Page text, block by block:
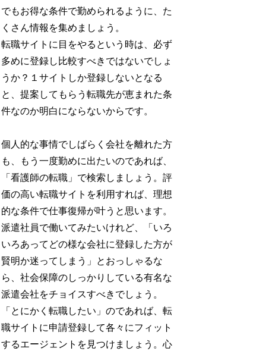
でもお得な条件で勤められるように、た
くさん情報を集めましょう。
転職サイトに目をやるという時は、必ず
多めに登録し比較すべきではないでしょ
うか？１サイトしか登録しないとなる
と、提案してもらう転職先が恵まれた条
件なのか明白にならないからです。
個人的な事情でしばらく会社を離れた方
も、もう一度勤めに出たいのであれば、
「看護師の転職」で検索しましょう。評
価の高い転職サイトを利用すれば、理想
的な条件で仕事復帰が叶うと思います。
派遣社員で働いてみたいけれど、「いろ
いろあってどの様な会社に登録した方が
賢明か迷ってしまう」とおっしゃるな
ら、社会保障のしっかりしている有名な
派遣会社をチョイスすべきでしょう。
「とにかく転職したい」のであれば、転
職サイトに申請登録して各々にフィット
するエージェントを見つけましょう。心